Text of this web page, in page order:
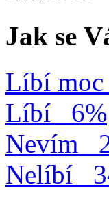
Jak se
Líbí moc
Líbí
6%
Nevím
Nelíbí